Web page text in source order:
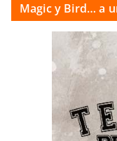
Magic y Bird… a